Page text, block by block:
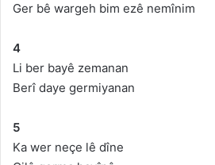
Ger bê wargeh bim ezê nemînim
4
Li ber bayê zemanan
Berî daye germiyanan
5
Ka wer neçe lê dîne